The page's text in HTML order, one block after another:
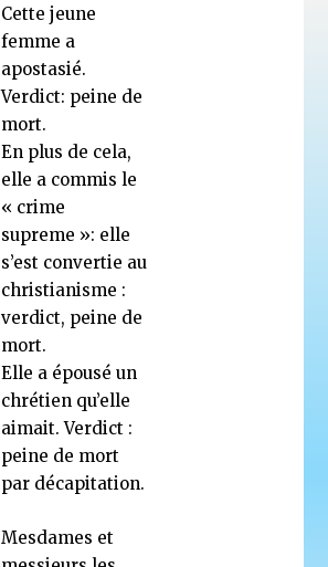
Cette jeune
femme a
apostasié.
Verdict: peine de
mort.
En plus de cela,
elle a commis le
« crime
supreme »: elle
s’est convertie au
christianisme :
verdict, peine de
mort.
Elle a épousé un
chrétien qu’elle
aimait. Verdict :
peine de mort
par décapitation.
Mesdames et